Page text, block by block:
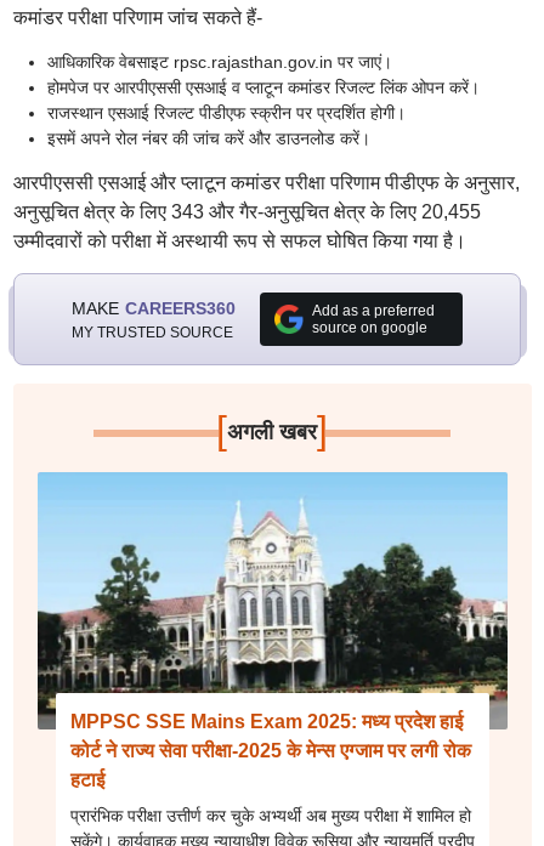
कमांडर परीक्षा परिणाम जांच सकते हैं-
आधिकारिक वेबसाइट rpsc.rajasthan.gov.in पर जाएं।
होमपेज पर आरपीएससी एसआई व प्लाटून कमांडर रिजल्ट लिंक ओपन करें।
राजस्थान एसआई रिजल्ट पीडीएफ स्क्रीन पर प्रदर्शित होगी।
इसमें अपने रोल नंबर की जांच करें और डाउनलोड करें।
आरपीएससी एसआई और प्लाटून कमांडर परीक्षा परिणाम पीडीएफ के अनुसार,
अनुसूचित क्षेत्र के लिए 343 और गैर-अनुसूचित क्षेत्र के लिए 20,455
उम्मीदवारों को परीक्षा में अस्थायी रूप से सफल घोषित किया गया है।
MAKE CAREERS360
MY TRUSTED SOURCE
Add as a preferred
source on google
[अगली खबर]
MPPSC SSE Mains Exam 2025: मध्य प्रदेश हाई
कोर्ट ने राज्य सेवा परीक्षा-2025 के मेन्स एग्जाम पर लगी रोक
हटाई
प्रारंभिक परीक्षा उत्तीर्ण कर चुके अभ्यर्थी अब मुख्य परीक्षा में शामिल हो
सकेंगे। कार्यवाहक मुख्य न्यायाधीश विवेक रूसिया और न्यायमूर्ति प्रदीप